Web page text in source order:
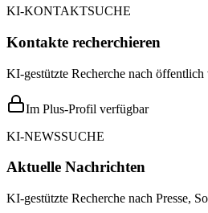
KI-KONTAKTSUCHE
Kontakte recherchieren
KI-gestützte Recherche nach
Im Plus-Profil verfügbar
KI-NEWSSUCHE
Aktuelle Nachrichten
KI-gestützte Recherche nach Presse,